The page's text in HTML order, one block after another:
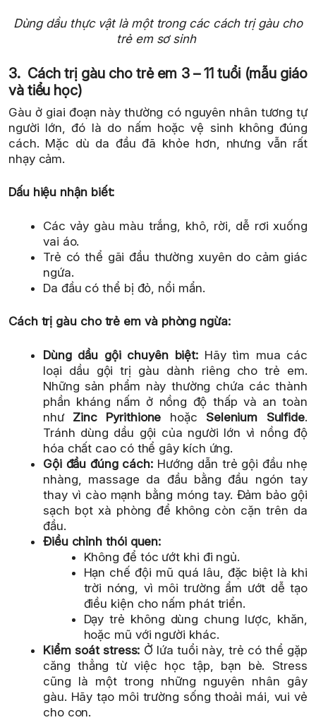
Dùng dầu thực vật là một trong các cách trị gàu cho
trẻ em sơ sinh
3. Cách trị gàu cho trẻ em 3 – 11 tuổi (mẫu giáo
và tiểu học)
Gàu ở giai đoạn này thường có nguyên nhân tương tự
người lớn, đó là do nấm hoặc vệ sinh không đúng
cách. Mặc dù da đầu đã khỏe hơn, nhưng vẫn rất
nhạy cảm.
Dấu hiệu nhận biết:
Các vảy gàu màu trắng, khô, rời, dễ rơi xuống
vai áo.
Trẻ có thể gãi đầu thường xuyên do cảm giác
ngứa.
Da đầu có thể bị đỏ, nổi mẩn.
Cách trị gàu cho trẻ em và phòng ngừa:
Dùng dầu gội chuyên biệt: Hãy tìm mua các
loại dầu gội trị gàu dành riêng cho trẻ em.
Những sản phẩm này thường chứa các thành
phần kháng nấm ở nồng độ thấp và an toàn
như Zinc Pyrithione hoặc Selenium Sulfide.
Tránh dùng dầu gội của người lớn vì nồng độ
hóa chất cao có thể gây kích ứng.
Gội đầu đúng cách: Hướng dẫn trẻ gội đầu nhẹ
nhàng, massage da đầu bằng đầu ngón tay
thay vì cào mạnh bằng móng tay. Đảm bảo gội
sạch bọt xà phòng để không còn cặn trên da
đầu.
Điều chỉnh thói quen:
Không để tóc ướt khi đi ngủ.
Hạn chế đội mũ quá lâu, đặc biệt là khi
trời nóng, vì môi trường ẩm ướt dễ tạo
điều kiện cho nấm phát triển.
Dạy trẻ không dùng chung lược, khăn,
hoặc mũ với người khác.
Kiểm soát stress: Ở lứa tuổi này, trẻ có thể gặp
căng thẳng từ việc học tập, bạn bè. Stress
cũng là một trong những nguyên nhân gây
gàu. Hãy tạo môi trường sống thoải mái, vui vẻ
cho con.